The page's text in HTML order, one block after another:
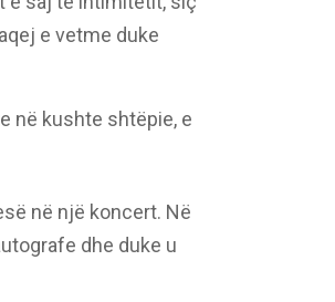
e vetme duke
në kushte shtëpie, e
në një koncert. Në
dhe duke u